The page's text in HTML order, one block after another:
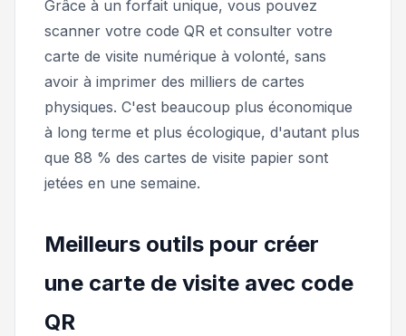
Grâce à un forfait unique, vous pouvez
scanner votre code QR et consulter votre
carte de visite numérique à volonté, sans
avoir à imprimer des milliers de cartes
physiques. C'est beaucoup plus économique
à long terme et plus écologique, d'autant plus
que 88 % des cartes de visite papier sont
jetées en une semaine.
Meilleurs outils pour créer
une carte de visite avec code
QR